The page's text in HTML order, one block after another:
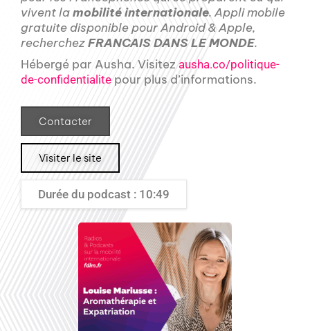
vivent lamobilité internationale. Appli mobile
gratuite disponible pour Android & Apple,
recherchezFRANCAIS DANS LE MONDE.
Hébergé par Ausha. Visitez ausha.co/politique-
de-confidentialite pour plus d’informations.
Contacter
Visiter le site
Durée du podcast : 10:49